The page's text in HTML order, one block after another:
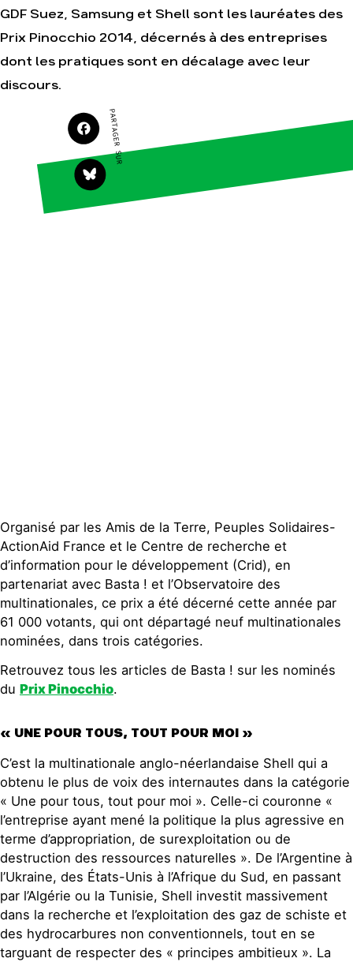
Agir
Agir au quotidien
Soutenir les
campagnes
Transmettre tout ou
patrimoine
Nos
thématiques
Agriculture
Multinationales
GDF Suez, Samsung et Shell sont les lauréates des
Prix Pinocchio 2014, décernés à des entreprises
dont les pratiques sont en décalage avec leur
discours.
PARTAGER SUR
Organisé par les Amis de la Terre, Peuples Solidaires-
ActionAid France et le Centre de recherche et
d’information pour le développement (Crid), en
partenariat avec Basta ! et l’Observatoire des
multinationales, ce prix a été décerné cette année par
61 000 votants, qui ont départagé neuf multinationales
nominées, dans trois catégories.
Retrouvez tous les articles de Basta ! sur les nominés
du Prix Pinocchio.
« UNE POUR TOUS, TOUT POUR MOI »
C’est la multinationale anglo-néerlandaise Shell qui a
obtenu le plus de voix des internautes dans la catégorie
« Une pour tous, tout pour moi ». Celle-ci couronne «
l’entreprise ayant mené la politique la plus agressive en
terme d’appropriation, de surexploitation ou de
destruction des ressources naturelles ». De l’Argentine à
l’Ukraine, des États-Unis à l’Afrique du Sud, en passant
par l’Algérie ou la Tunisie, Shell investit massivement
dans la recherche et l’exploitation des gaz de schiste et
des hydrocarbures non conventionnels, tout en se
targuant de respecter des « principes ambitieux ». La